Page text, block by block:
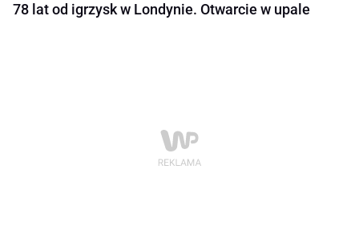
78 lat od igrzysk w Londynie. Otwarcie w upale